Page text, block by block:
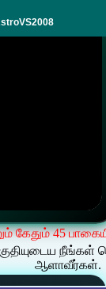
கேதும் 45
ஆளாவீர்கள்.